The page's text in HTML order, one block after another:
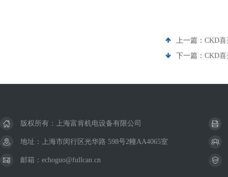
上一篇： CKD
下一篇： CKD
版权所有：上海富肯机电设备有限公司
地址：上海市闵行区光华路 598号2幢AA4065室
邮箱：echoguo@fullcan.cn